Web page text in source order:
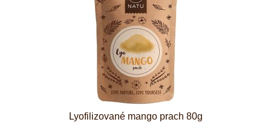
Lyofilizované mango prach 80g